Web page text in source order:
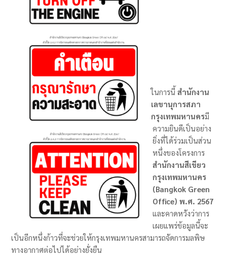
ในการนี้สำนักงาน
เลขานุการสภา
กรุงเทพมหานครมี
ความยินดีเป็นอย่าง
ยิ่งที่ได้ร่วมเป็นส่วน
หนึ่งของโครงการ
สำนักงานสีเขียว
กรุงเทพมหานคร
(Bangkok Green
Office) พ.ศ. 2567
และคาดหวังว่าการ
เผยแพร่ข้อมูลนี้จะ
เป็นอีกหนึ่งก้าวที่จะช่วยให้กรุงเทพมหานครสามารถจัดการมลพิษ
ทางอากาศต่อไปได้อย่างยั่งยืน